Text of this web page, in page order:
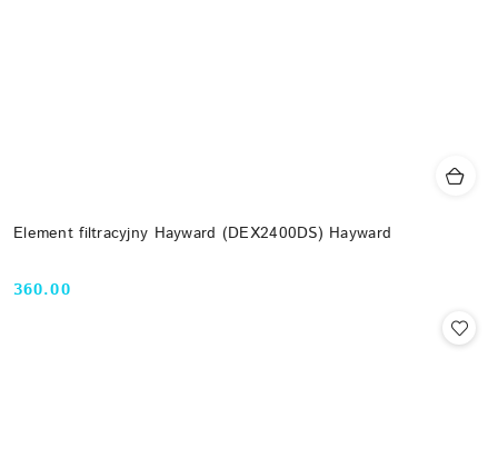
Element filtracyjny Hayward (DEX2400DS) Hayward
Cena:
360.00